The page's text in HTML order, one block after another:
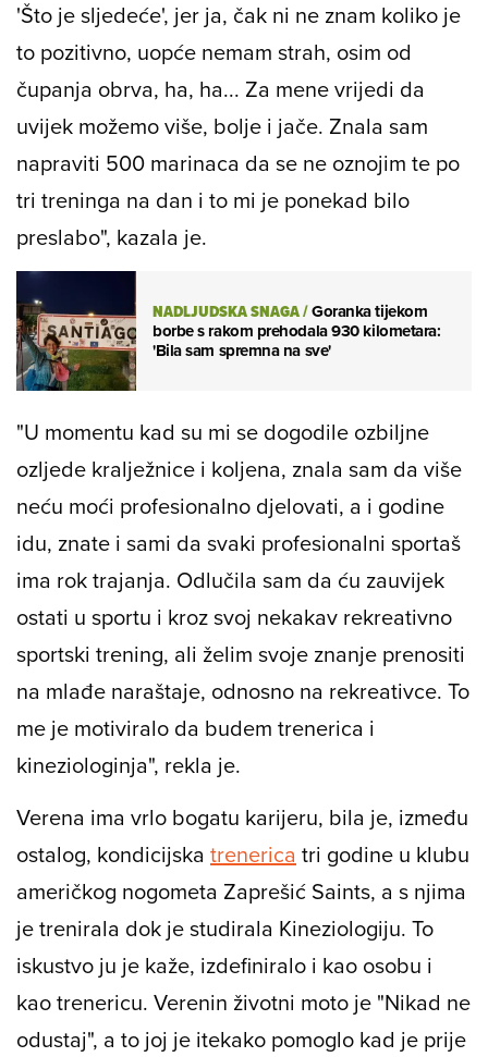
"Low impact nikada nije bio za mene. Ako,
primjerice, dođem na Mount Everest, ja ću pitati
'Što je sljedeće', jer ja, čak ni ne znam koliko je
to pozitivno, uopće nemam strah, osim od
čupanja obrva, ha, ha... Za mene vrijedi da
uvijek možemo više, bolje i jače. Znala sam
napraviti 500 marinaca da se ne oznojim te po
tri treninga na dan i to mi je ponekad bilo
preslabo", kazala je.
'Bila sam spremna na sve'
"U momentu kad su mi se dogodile ozbiljne
ozljede kralježnice i koljena, znala sam da više
neću moći profesionalno djelovati, a i godine
idu, znate i sami da svaki profesionalni sportaš
ima rok trajanja. Odlučila sam da ću zauvijek
ostati u sportu i kroz svoj nekakav rekreativno
sportski trening, ali želim svoje znanje prenositi
na mlađe naraštaje, odnosno na rekreativce. To
me je motiviralo da budem trenerica i
kineziologinja", rekla je.
Verena ima vrlo bogatu karijeru, bila je, između
ostalog, kondicijskatrenericatri godine u klubu
američkog nogometa Zaprešić Saints, a s njima
je trenirala dok je studirala Kineziologiju. To
iskustvo ju je kaže, izdefiniralo i kao osobu i